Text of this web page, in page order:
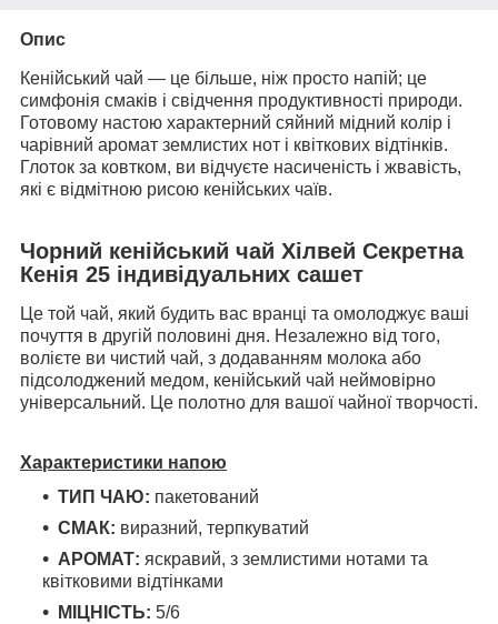
Опис
Кенійський чай — це більше, ніж просто напій; це
симфонія смаків і свідчення продуктивності природи.
Готовому настою характерний сяйний мідний колір і
чарівний аромат землистих нот і квіткових відтінків.
Глоток за ковтком, ви відчуєте насиченість і жвавість,
які є відмітною рисою кенійських чаїв.
Чорний кенійський чай Хілвей Секретна
Кенія 25 індивідуальних сашет
Це той чай, який будить вас вранці та омолоджує ваші
почуття в другій половині дня. Незалежно від того,
волієте ви чистий чай, з додаванням молока або
підсолоджений медом, кенійський чай неймовірно
універсальний. Це полотно для вашої чайної творчості.
Характеристики напою
ТИП ЧАЮ: пакетований
СМАК: виразний, терпкуватий
АРОМАТ: яскравий, з землистими нотами та
квітковими відтінками
МІЦНІСТЬ: 5/6